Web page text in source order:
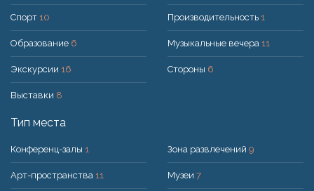
Спорт 10
Образование 6
Экскурсии 16
Выставки 8
Производительность 1
Музыкальные вечера 11
Стороны 6
Тип места
Конференц-залы 1
Арт-пространства 11
Зона развлечений 9
Музеи 7